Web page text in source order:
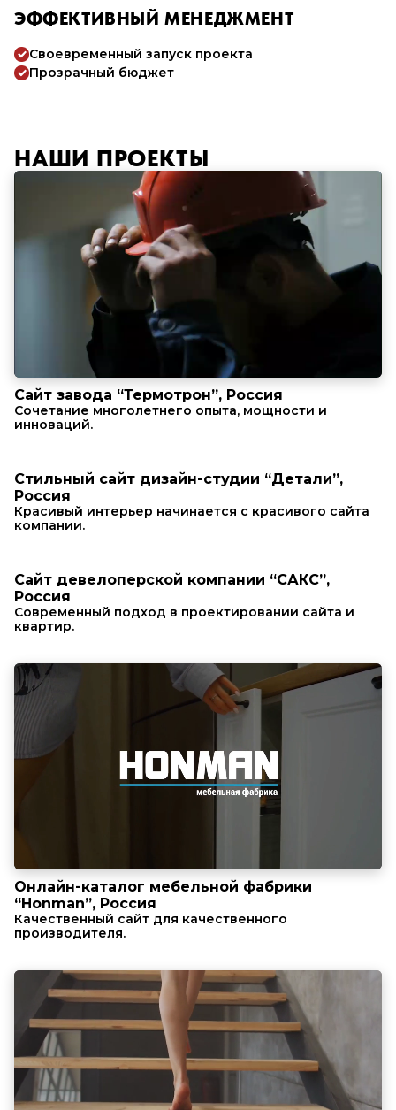
ЭФФЕКТИВНЫЙ МЕНЕДЖМЕНТ
Своевременный запуск проекта
Прозрачный бюджет
НАШИ ПРОЕКТЫ
Сайт завода “Термотрон”, Россия
Сочетание многолетнего опыта, мощности и
инноваций.
Стильный сайт дизайн-студии “Детали”,
Россия
Красивый интерьер начинается с красивого сайта
компании.
Сайт девелоперской компании “САКС”,
Россия
Современный подход в проектировании сайта и
квартир.
Онлайн-каталог мебельной фабрики
“Honman”, Россия
Качественный сайт для качественного
производителя.